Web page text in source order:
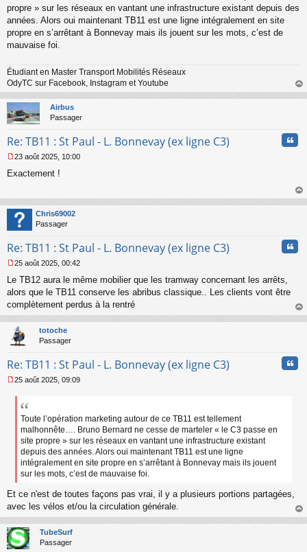
g
e
n
l
u
propre » sur les réseaux en vantant une infrastructure existant depuis des
années. Alors oui maintenant TB11 est une ligne intégralement en site
propre en s’arrêtant à Bonnevay mais ils jouent sur les mots, c’est de
mauvaise foi.
Étudiant en Master Transport Mobilités Réseaux
OdyTC sur Facebook, Instagram et Youtube
au
Airbus
Passager
Re: TB11 : St Paul - L. Bonnevay (ex ligne C3)
e
a
g
e
o
l
u
23 août 2025, 10:00
Exactement !
au
Chris69002
Passager
Re: TB11 : St Paul - L. Bonnevay (ex ligne C3)
e
s
s
g
e
n
n
u
25 août 2025, 00:42
Le TB12 aura le même mobilier que les tramway concernant les arrêts,
alors que le TB11 conserve les abribus classique.. Les clients vont être
complètement perdus à la rentré
au
totoche
Passager
Re: TB11 : St Paul - L. Bonnevay (ex ligne C3)
e
l
25 août 2025, 09:09
Toute l’opération marketing autour de ce TB11 est tellement
malhonnête…. Bruno Bernard ne cesse de marteler « le C3 passe en
site propre » sur les réseaux en vantant une infrastructure existant
depuis des années. Alors oui maintenant TB11 est une ligne
intégralement en site propre en s’arrêtant à Bonnevay mais ils jouent
sur les mots, c’est de mauvaise foi.
Et ce n'est de toutes façons pas vrai, il y a plusieurs portions partagées,
avec les vélos et/ou la circulation générale.
au
TubeSurf
Passager